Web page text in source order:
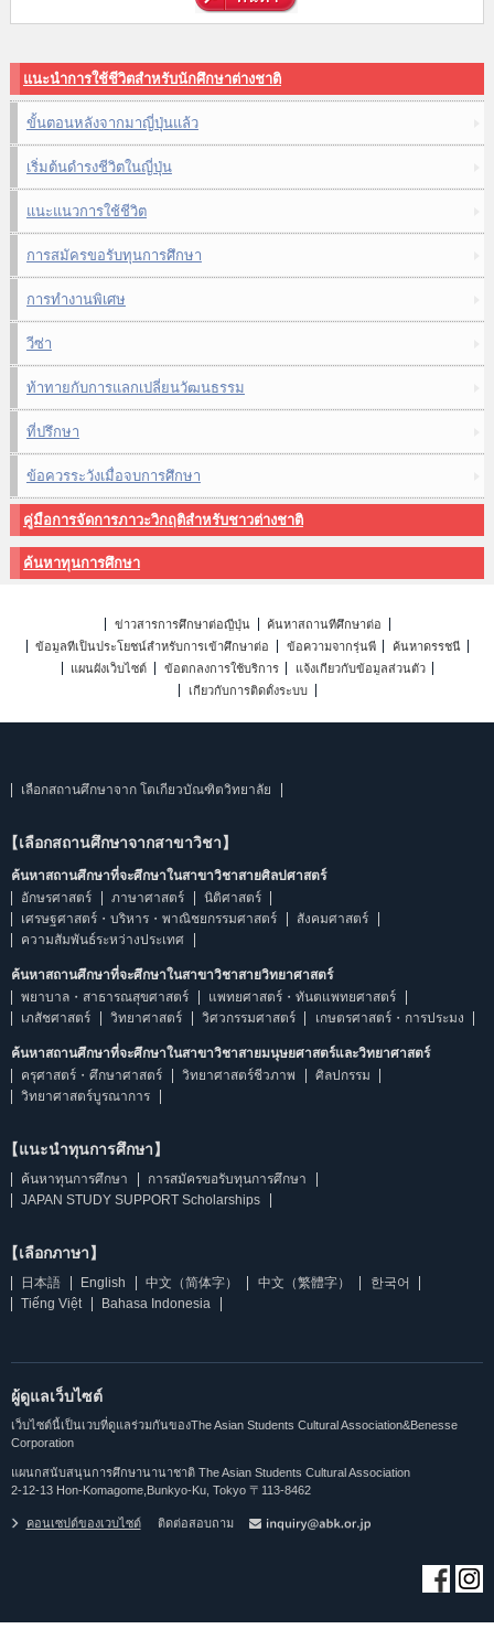
แนะนำการใช้ชีวิตสำหรับนักศึกษาต่างชาติ
ขั้นตอนหลังจากมาญี่ปุ่นแล้ว
เริ่มต้นดำรงชีวิตในญี่ปุ่น
แนะแนวการใช้ชีวิต
การสมัครขอรับทุนการศึกษา
การทำงานพิเศษ
วีซ่า
ท้าทายกับการแลกเปลี่ยนวัฒนธรรม
ที่ปรึกษา
ข้อควรระวังเมื่อจบการศึกษา
คู่มือการจัดการภาวะวิกฤติสำหรับชาวต่างชาติ
ค้นหาทุนการศึกษา
ข่าวสารการศึกษาต่อญี่ปุ่น
ค้นหาสถานที่ศึกษาต่อ
ข้อมูลที่เป็นประโยชน์สำหรับการเข้าศึกษาต่อ
ข้อความจากรุ่นพี่
ค้นหาดรรชนี
แผนผังเว็บไซต์
ข้อตกลงการใช้บริการ
แจ้งเกี่ยวกับข้อมูลส่วนตัว
เกี่ยวกับการติดตั้งระบบ
เลือกสถานศึกษาจาก โตเกียวบัณฑิตวิทยาลัย
【เลือกสถานศึกษาจากสาขาวิชา】
ค้นหาสถานศึกษาที่จะศึกษาในสาขาวิชาสายศิลปศาสตร์
อักษรศาสตร์
ภาษาศาสตร์
นิติศาสตร์
เศรษฐศาสตร์・บริหาร・พาณิชยกรรมศาสตร์
สังคมศาสตร์
ความสัมพันธ์ระหว่างประเทศ
ค้นหาสถานศึกษาที่จะศึกษาในสาขาวิชาสายวิทยาศาสตร์
พยาบาล・สาธารณสุขศาสตร์
แพทยศาสตร์・ทันตแพทยศาสตร์
เภสัชศาสตร์
วิทยาศาสตร์ วิศวกรรมศาสตร์ เกษตรศาสตร์・การประมง
ค้นหาสถานศึกษาที่จะศึกษาในสาขาวิชาสายมนุษยศาสตร์และวิทยาศาสตร์
ครุศาสตร์・ศึกษาศาสตร์
วิทยาศาสตร์ชีวภาพ
ศิลปกรรม
วิทยาศาสตร์บูรณาการ
【แนะนำทุนการศึกษา】
ค้นหาทุนการศึกษา
การสมัครขอรับทุนการศึกษา
JAPAN STUDY SUPPORT Scholarships
【เลือกภาษา】
日本語 English 中文（简体字） 中文（繁體字）
한국어
Tiếng Việt
Bahasa Indonesia
ผู้ดูแลเว็บไซต์
เว็บไซต์นี้เป็นเวบที่ดูแลร่วมกันของThe Asian Students Cultural Association&Benesse
Corporation
แผนกสนับสนุนการศึกษานานาชาติ The Asian Students Cultural Association
2-12-13 Hon-Komagome,Bunkyo-Ku, Tokyo 〒113-8462
คอนเซปต์ของเวบไซต์ ติดต่อสอบถาม